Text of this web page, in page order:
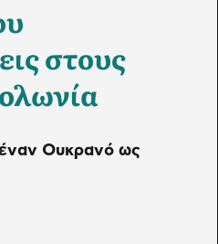
στους
έναν Ουκρανό ως